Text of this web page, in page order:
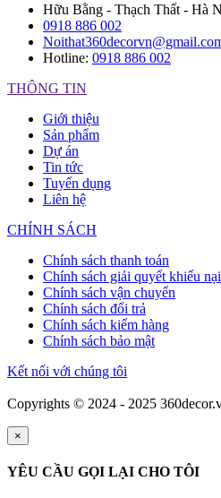
Hữu Bằng - Thạch Thất - Hà
0918 886 002
Hotline: 0918 886 002
THÔNG TIN
Giới thiệu
Sản phẩm
Dự án
Tin tức
Tuyển dụng
Liên hệ
CHÍNH SÁCH
Chính sách thanh toán
Chính sách giải quyết khiếu nại
Chính sách vận chuyển
Chính sách đổi trả
Chính sách kiểm hàng
Chính sách bảo mật
Kết nối với chúng tôi
Copyrights © 2024 - 2025
×
YÊU CẦU GỌI LẠI CHO TÔI